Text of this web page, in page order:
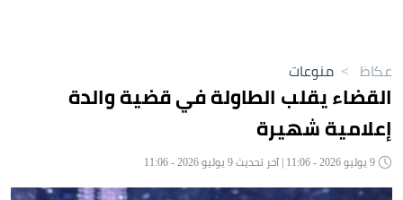
عكاظ > منوعات
القضاء يقلب الطاولة في قضية والدة
إعلامية شهيرة